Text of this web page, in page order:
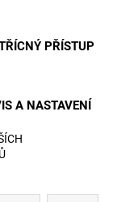
PŘÍSTUP
A NASTAVENÍ